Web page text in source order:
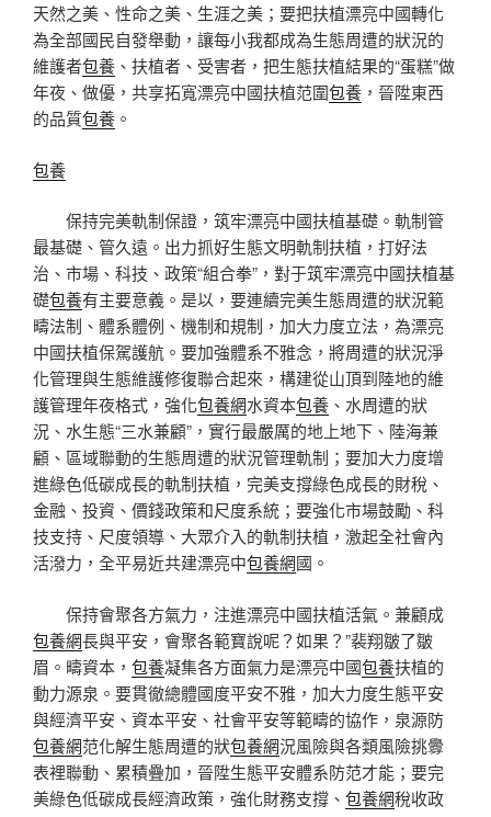
天然之美、性命之美、生涯之美；要把扶植漂亮中國轉化
為全部國民自發舉動，讓每小我都成為生態周遭的狀況的
維護者包養 、扶植者、受害者，把生態扶植結果的“蛋糕”做
年夜、做優，共享拓寬漂亮中國扶植范圍包養 ，晉陞東西
的品質包養 。
包養
保持完美軌制保證，筑牢漂亮中國扶植基礎。軌制管
最基礎、管久遠。出力抓好生態文明軌制扶植，打好法
治、市場、科技、政策“組合拳”，對于筑牢漂亮中國扶植基
礎包養有主要意義。是以，要連續完美生態周遭的狀況範
疇法制、體系體例、機制和規制，加大力度立法，為漂亮
中國扶植保駕護航。要加強體系不雅念，將周遭的狀況淨
化管理與生態維護修復聯合起來，構建從山頂到陸地的維
護管理年夜格式，強化包養網水資本包養 、水周遭的狀
況、水生態“三水兼顧”，實行最嚴厲的地上地下、陸海兼
顧、區域聯動的生態周遭的狀況管理軌制；要加大力度增
進綠色低碳成長的軌制扶植，完美支撐綠色成長的財稅、
金融、投資、價錢政策和尺度系統；要強化市場鼓勵、科
技支持、尺度領導、大眾介入的軌制扶植，激起全社會內
活潑力，全平易近共建漂亮中包養網國。
保持會聚各方氣力，注進漂亮中國扶植活氣。兼顧成
包養網長與平安，會聚各範寶說呢？如果？”裴翔皺了皺
眉。疇資本， 包養凝集各方面氣力是漂亮中國包養扶植的
動力源泉。要貫徹總體國度平安不雅，加大力度生態平安
與經濟平安、資本平安、社會平安等範疇的協作，泉源防
包養網范化解生態周遭的狀包養網況風險與各類風險挑釁
表裡聯動、累積疊加，晉陞生態平安體系防范才能；要完
美綠色低碳成長經濟政策，強化財務支撐、 包養網稅收政